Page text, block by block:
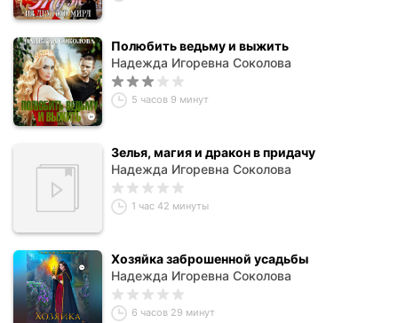
Полюбить ведьму и выжить
Надежда Игоревна Соколова
5 часов 9 минут
Зелья, магия и дракон в придачу
Надежда Игоревна Соколова
1 час 42 минуты
Хозяйка заброшенной усадьбы
Надежда Игоревна Соколова
6 часов 29 минут